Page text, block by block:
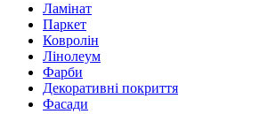
Ламінат
Паркет
Ковролін
Лінолеум
Фарби
Декоративні покриття
Фасади